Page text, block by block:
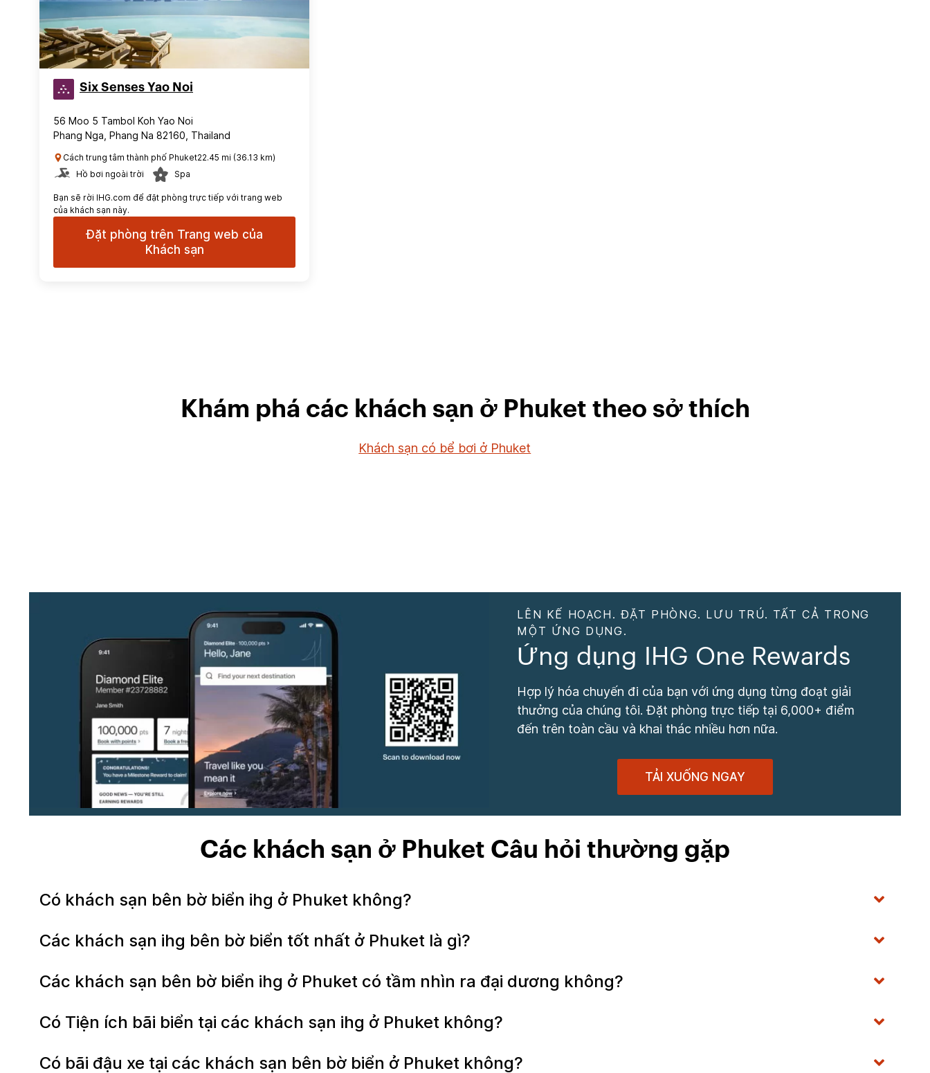
Six Senses Yao Noi
56 Moo 5 Tambol Koh Yao Noi
Phang Nga, Phang Na 82160, Thailand
Cách trung tâm thành phố Phuket22.45 mi (36.13 km)
Hồ bơi ngoài trời
Spa
Bạn sẽ rời IHG.com để đặt phòng trực tiếp với trang web
của khách sạn này.
Đặt phòng trên Trang web của
Khách sạn
Khám phá các khách sạn ở Phuket theo sở thích
Khách sạn có bể bơi ở Phuket
LÊN KẾ HOẠCH. ĐẶT PHÒNG. LƯU TRÚ. TẤT CẢ TRONG
MỘT ỨNG DỤNG.
Ứng dụng IHG One Rewards
Hợp lý hóa chuyến đi của bạn với ứng dụng từng đoạt giải
thưởng của chúng tôi. Đặt phòng trực tiếp tại 6,000+ điểm
đến trên toàn cầu và khai thác nhiều hơn nữa.
TẢI XUỐNG NGAY
Các khách sạn ở Phuket Câu hỏi thường gặp
Có khách sạn bên bờ biển ihg ở Phuket không?
Các khách sạn ihg bên bờ biển tốt nhất ở Phuket là gì?
Các khách sạn bên bờ biển ihg ở Phuket có tầm nhìn ra đại dương không?
Có Tiện ích bãi biển tại các khách sạn ihg ở Phuket không?
Có bãi đậu xe tại các khách sạn bên bờ biển ở Phuket không?